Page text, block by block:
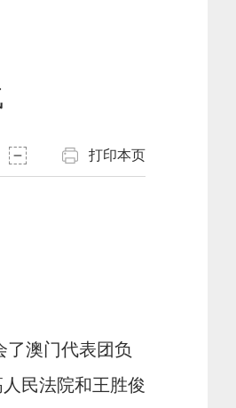
打印本页
澳门代表团负
民法院和王胜俊